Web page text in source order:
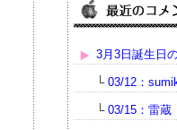
3月3日誕生日
└ 03/12：
└ 03/15：雷蔵